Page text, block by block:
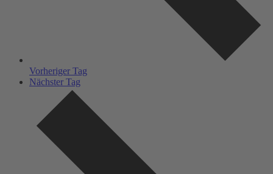
Vorheriger Tag
Nächster Tag